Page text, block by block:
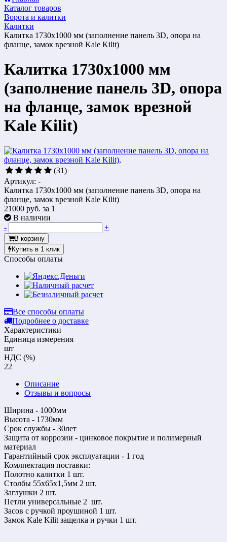
Каталог товаров
Ворота и калитки
Калитки
Калитка 1730х1000 мм (заполнение панель 3D, опора на
фланце, замок врезной Kale Kilit)
Калитка 1730х1000 мм
(заполнение панель 3D, опора
на фланце, замок врезной
Kale Kilit)
(31)
Артикул: -
Калитка 1730х1000 мм (заполнение панель 3D, опора на
фланце, замок врезной Kale Kilit)
21000 руб. за 1
В наличии
-
+
В корзину
Купить в 1 клик
Способы оплаты
Все способы оплаты
Подробнее о доставке
Характеристики
Единица измерения
шт
НДС (%)
22
Описание
Отзывы и вопросы
Ширина - 1000мм
Высота - 1730мм
Срок службы - 30лет
Защита от коррозии - цинковое покрытие и полимерный
материал
Гарантийный срок эксплуатации - 1 год
Комлпектация поставки:
Полотно калитки 1 шт.
Столбы 55х65х1,5мм 2 шт.
Заглушки 2 шт.
Петли универсальные 2 шт.
Засов с ручкой проушиной 1 шт.
Замок Kale Kilit защелка и ручки 1 шт.